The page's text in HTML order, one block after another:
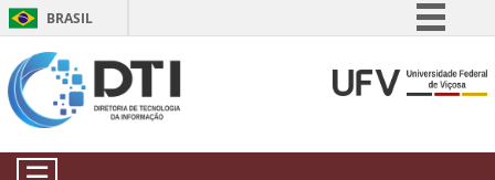
BRASIL
Comunica BR